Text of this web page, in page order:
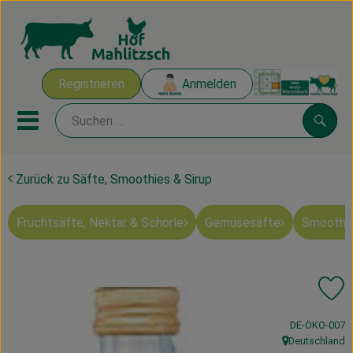
Registrieren Anmelden
Mobiles Menu öffnen oder
Ökokisten
Mahlitzscher Produkte
Obst & Gemüse
Zurück zu Säfte, Smoothies & Sirup
Fruchtsäfte, Nektar & Schorle Gemüsesäfte
,DE-ÖKO-007
, Herkunft:
Deutschland